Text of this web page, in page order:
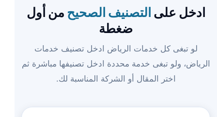
ادخل على التصنيف الصحيح من أول
ضغطة
لو تبغى كل خدمات الرياض ادخل تصنيف خدمات
الرياض، ولو تبغى خدمة محددة ادخل تصنيفها مباشرة ثم
اختر المقال أو الشركة المناسبة لك.